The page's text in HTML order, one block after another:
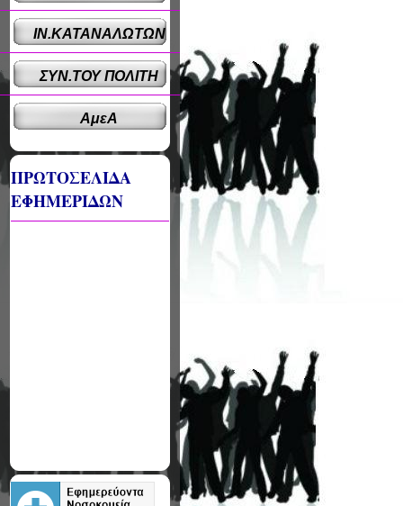
ΙΝ.ΚΑΤΑΝΑΛΩΤΩΝ
ΣΥΝ.ΤΟΥ ΠΟΛΙΤΗ
ΑμεΑ
ΠΡΩΤΟΣΕΛΙΔΑ
ΕΦΗΜΕΡΙΔΩΝ